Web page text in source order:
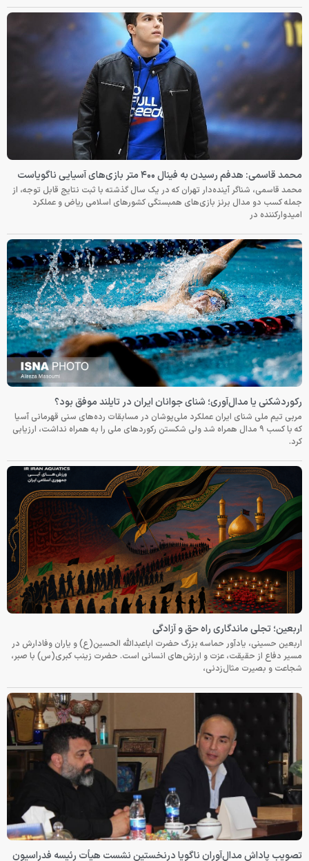
محمد قاسمی: هدفم رسیدن به فینال ۴۰۰ متر بازی‌های آسیایی ناگویاست
محمد قاسمی، شناگر آینده‌دار تهران که در یک سال گذشته با ثبت نتایج قابل توجه، از
جمله کسب دو مدال برنز بازی‌های همبستگی کشورهای اسلامی ریاض و عملکرد
امیدوارکننده در
رکوردشکنی یا مدال‌آوری؛ شنای جوانان ایران در تایلند موفق بود؟
مربی تیم ملی شنای ایران عملکرد ملی‌پوشان در مسابقات رده‌های سنی قهرمانی آسیا
که با کسب ۹ مدال همراه شد ولی شکستن رکوردهای ملی را به همراه نداشت، ارزیابی
کرد.
اربعین؛ تجلی ماندگاری راه حق و آزادگی
اربعین حسینی، یادآور حماسه بزرگ حضرت اباعبدالله الحسین(ع) و یاران وفادارش در
مسیر دفاع از حقیقت، عزت و ارزش‌های انسانی است. حضرت زینب کبری(س) با صبر،
شجاعت و بصیرت مثال‌زدنی،
تصویب پاداش مدال‌آوران ناگویا درنخستین نشست هیأت رئیسه فدراسیون